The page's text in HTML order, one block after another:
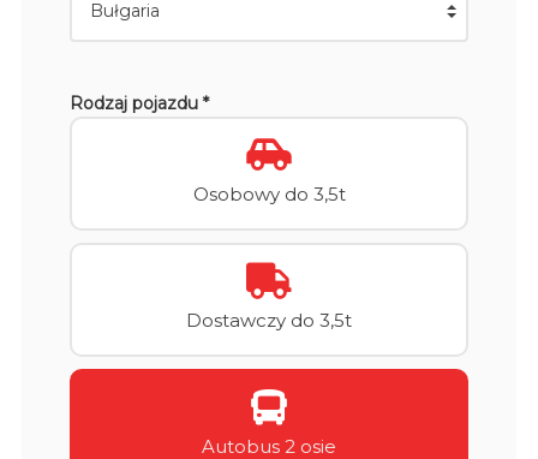
Rodzaj pojazdu *
Osobowy do 3,5t
Dostawczy do 3,5t
Autobus 2 osie